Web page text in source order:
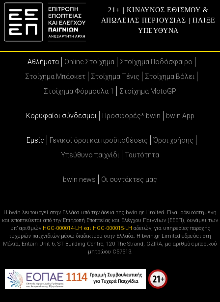
21+ | ΚΙΝΔΥΝΟΣ ΕΘΙΣΜΟΥ &
ΑΠΩΛΕΙΑΣ ΠΕΡΙΟΥΣΙΑΣ | ΠΑΙΞΕ
ΥΠΕΥΘΥΝΑ
Αθλήματα Online Στοίχημα
Στοίχημα Ποδόσφαιρο
Στοίχημα Μπάσκετ
Στοίχημα Τένις
Στοίχημα Βόλει
Στοίχημα Φόρμουλα 1
Στοίχημα MotoGP
Κορυφαίοι σύνδεσμοι Προσφορές* bwin bwin App
Εμείς Γενικοί όροι και προϋποθέσεις
Όροι χρήσης
Υπεύθυνο παιχνίδι
Ταυτότητα
bwin news Oι συντάκτες μας
Η bwin λειτουργεί στην Ελλάδα υπό την άδεια της bwin.gr Limited. Είναι αδειοδοτημένη
και εποπτεύεται από την Επιτροπή Εποπτείας και Ελέγχου Παιγνίων (ΕΕΕΠ), δυνάμει των
υπ’ αριθμών HGC-000014-LH και HGC-000015-LH αδειών, για υπηρεσίες παροχής
τυχερών παιχνιδιών μέσω διαδικτύου στην Ελλάδα. Η bwin.gr Limited εδρεύει στη
Μάλτα, Entain Unit 6, ST Building Centre, 120 The Strand, GZIRA, με αριθμό εμπορικού
μητρώου C57513.
.